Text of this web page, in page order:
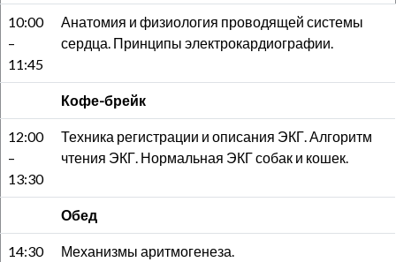
10:00
–
11:45
Анатомия и физиология проводящей системы
сердца. Принципы электрокардиографии.
Кофе-брейк
12:00
–
13:30
Техника регистрации и описания ЭКГ. Алгоритм
чтения ЭКГ. Нормальная ЭКГ собак и кошек.
Обед
14:30
Механизмы аритмогенеза.